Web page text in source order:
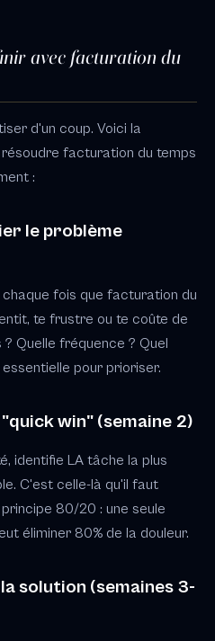
avec facturation du
d'un coup. Voici la
facturation du temps
:
le problème
chaque fois que facturation du
te frustre ou te coûte de
Quelle fréquence ? Quel
pour prioriser.
win" (semaine 2)
identifie LA tâche la plus
C'est celle-là qu'il faut
80/20 : une seule
éliminer 80% de la douleur.
solution (semaines 3-